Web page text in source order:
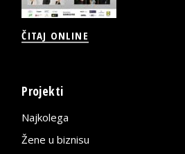
ČITAJ ONLINE
Projekti
Najkolega
Žene u biznisu